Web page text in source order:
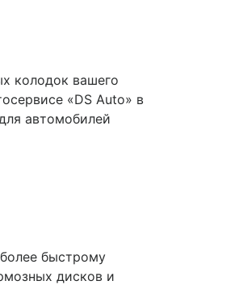
колодок вашего
«DS Auto» в
автомобилей
быстрому
дисков и